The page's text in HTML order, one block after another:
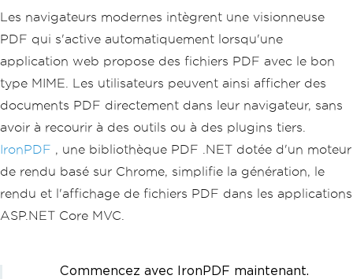
Les navigateurs modernes intègrent une visionneuse
PDF qui s'active automatiquement lorsqu'une
application web propose des fichiers PDF avec le bon
type MIME. Les utilisateurs peuvent ainsi afficher des
documents PDF directement dans leur navigateur, sans
avoir à recourir à des outils ou à des plugins tiers.
IronPDF , une bibliothèque PDF .NET dotée d'un moteur
de rendu basé sur Chrome, simplifie la génération, le
rendu et l'affichage de fichiers PDF dans les applications
ASP.NET Core MVC.
Commencez avec IronPDF maintenant.